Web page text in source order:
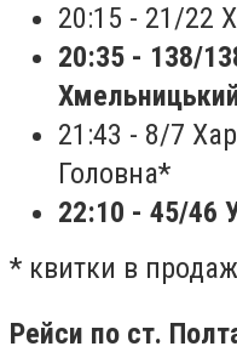
20:15 - 21/22
20:35 - 138/
21:43 - 8/7
Головна*
22:10 - 45/46
* квитки в
Рейси по ст.